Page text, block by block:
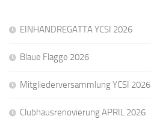
EINHANDREGATTA YCSI 2026
Blaue Flagge 2026
Mitgliederversammlung YCSI 2026
Clubhausrenovierung APRIL 2026